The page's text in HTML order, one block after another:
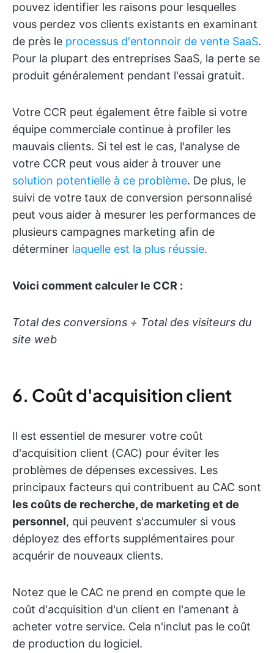
pouvez identifier les raisons pour lesquelles
vous perdez vos clients existants en examinant
de près le processus d'entonnoir de vente SaaS.
Pour la plupart des entreprises SaaS, la perte se
produit généralement pendant l'essai gratuit.
Votre CCR peut également être faible si votre
équipe commerciale continue à profiler les
mauvais clients. Si tel est le cas, l'analyse de
votre CCR peut vous aider à trouver une
solution potentielle à ce problème. De plus, le
suivi de votre taux de conversion personnalisé
peut vous aider à mesurer les performances de
plusieurs campagnes marketing afin de
déterminer laquelle est la plus réussie.
Voici comment calculer le CCR :
Total des conversions ÷ Total des visiteurs du
site web
6. Coût d'acquisition client
Il est essentiel de mesurer votre coût
d'acquisition client (CAC) pour éviter les
problèmes de dépenses excessives. Les
principaux facteurs qui contribuent au CAC sont
les coûts de recherche, de marketing et de
personnel, qui peuvent s'accumuler si vous
déployez des efforts supplémentaires pour
acquérir de nouveaux clients.
Notez que le CAC ne prend en compte que le
coût d'acquisition d'un client en l'amenant à
acheter votre service. Cela n'inclut pas le coût
de production du logiciel.